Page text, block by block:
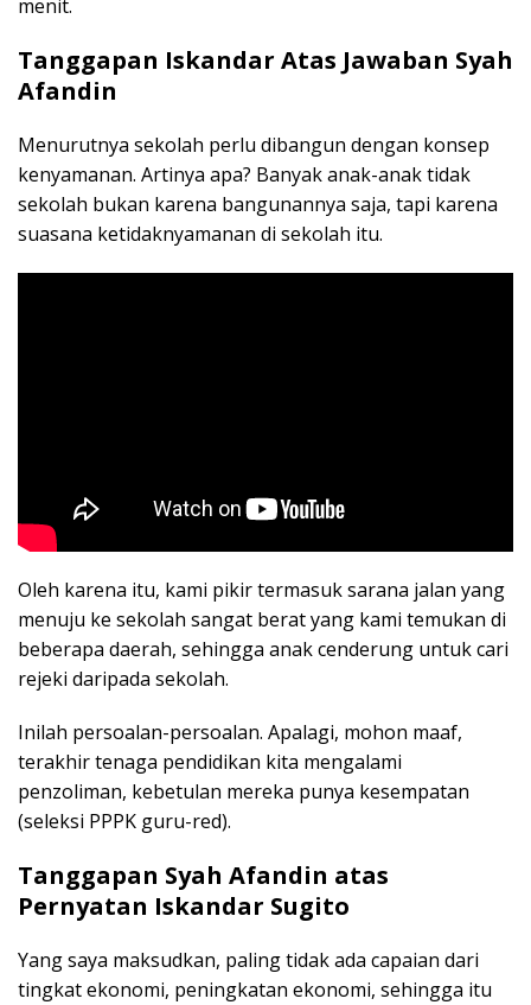
menit.
Tanggapan Iskandar Atas Jawaban Syah
Afandin
Menurutnya sekolah perlu dibangun dengan konsep
kenyamanan. Artinya apa? Banyak anak-anak tidak
sekolah bukan karena bangunannya saja, tapi karena
suasana ketidaknyamanan di sekolah itu.
Oleh karena itu, kami pikir termasuk sarana jalan yang
menuju ke sekolah sangat berat yang kami temukan di
beberapa daerah, sehingga anak cenderung untuk cari
rejeki daripada sekolah.
Inilah persoalan-persoalan. Apalagi, mohon maaf,
terakhir tenaga pendidikan kita mengalami
penzoliman, kebetulan mereka punya kesempatan
(seleksi PPPK guru-red).
Tanggapan Syah Afandin atas
Pernyatan Iskandar Sugito
Yang saya maksudkan, paling tidak ada capaian dari
tingkat ekonomi, peningkatan ekonomi, sehingga itu